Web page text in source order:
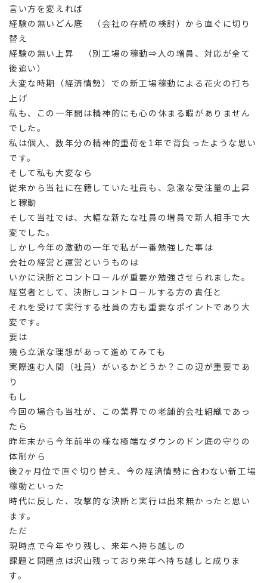
言い方を変えれば
経験の無いどん底 （会社の存続の検討）から直ぐに切り
替え
経験の無い上昇 （別工場の稼動⇒人の増員、対応が全て
後追い）
大変な時期（経済情勢）での新工場稼動による花火の打ち
上げ
私も、この一年間は精神的にも心の休まる暇がありません
でした。
私は個人、数年分の精神的重荷を1年で背負ったような思い
です。
そして私も大変なら
従来から当社に在籍していた社員も、急激な受注量の上昇
と稼動
そして当社では、大幅な新たな社員の増員で新人相手で大
変でした。
しかし今年の激動の一年で私が一番勉強した事は
会社の経営と運営というものは
いかに決断とコントロールが重要か勉強させられました。
経営者として、決断しコントロールする方の責任と
それを受けて実行する社員の方も重要なポイントであり大
変です。
要は
幾ら立派な理想があって進めてみても
実際進む人間（社員）がいるかどうか？この辺が重要であ
り
もし
今回の場合も当社が、この業界での老舗的会社組織であっ
たら
昨年末から今年前半の様な極端なダウンのドン底の守りの
体制から
後2ヶ月位で直ぐ切り替え、今の経済情勢に合わない新工場
稼動といった
時代に反した、攻撃的な決断と実行は出来無かったと思い
ます。
ただ
現時点で今年やり残し、来年へ持ち越しの
課題と問題点は沢山残っており来年へ持ち越しと成りま
す。